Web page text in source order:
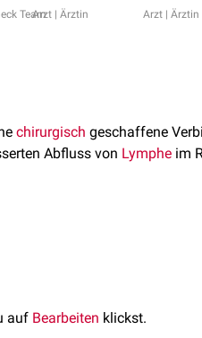
TeamArzt | Ärztin Arzt | Ärztin
chirurgisch geschaffene
Abfluss von Lymphe im
Bypass Surgery,
auf Bearbeiten klickst.